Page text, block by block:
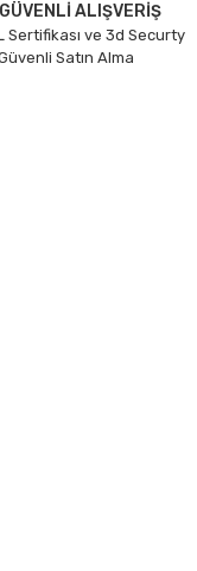
ALIŞVERİŞ
Sertifikası ve 3d Securty
Satın Alma